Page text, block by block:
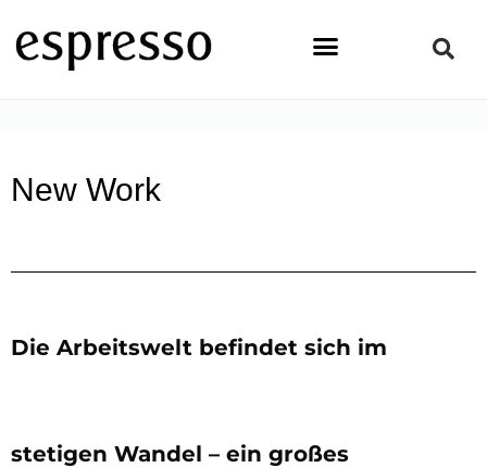
Inhalt
springen
New Work
Die Arbeitswelt befindet sich im
stetigen Wandel – ein großes